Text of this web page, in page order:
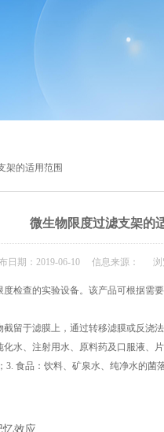
的适用范围
微生物限度过滤支架的
日期：2019-06-10 信息来源： 浏
检查的实验设备。该产品可根据需
留于滤膜上，通过转移滤膜或反浇
水、注射用水、原料药及口服液、
食品：饮料、矿泉水、纯净水的菌
忆效应